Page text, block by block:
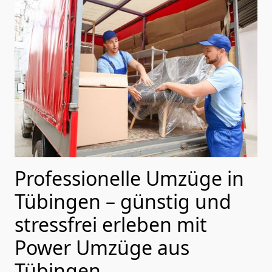
Professionelle Umzüge in
Tübingen – günstig und
stressfrei erleben mit
Power Umzüge aus